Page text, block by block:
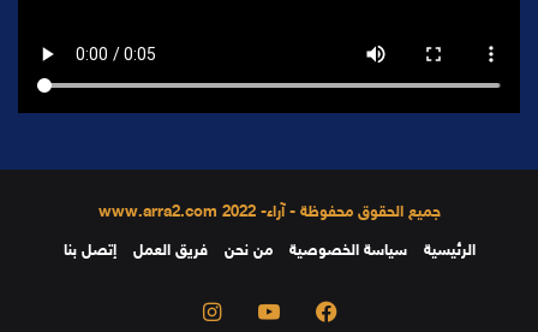
جميع الحقوق محفوظة - آراء- 2022 www.arra2.com
الرئيسية
سياسة الخصوصية من نحن فريق العمل إتصل بنا
فيسبوك يوتيوب